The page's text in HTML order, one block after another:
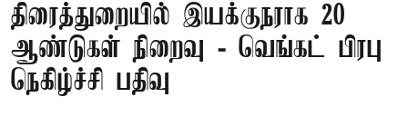
திரைத்துறையில் இயக்குநராக 20
ஆண்டுகள் நிறைவு - வெங்கட் பிரபு
நெகிழ்ச்சி பதிவு